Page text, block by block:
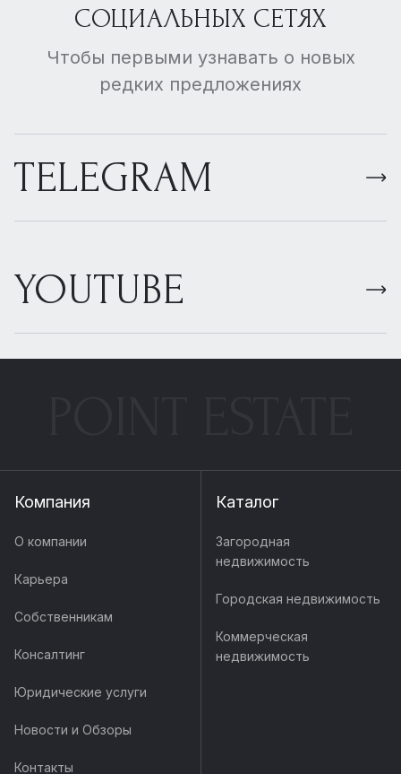
СОЦИАЛЬНЫХ СЕТЯХ
Чтобы первыми узнавать о новых
редких предложениях
TELEGRAM
YOUTUBE
Компания
О компании
Карьера
Собственникам
Консалтинг
Юридические услуги
Новости и Обзоры
Контакты
Каталог
Загородная
недвижимость
Городская недвижимость
Коммерческая
недвижимость